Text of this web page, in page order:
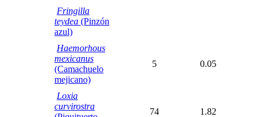
Fringilla
teydea (Pinzón
azul)
Haemorhous
mexicanus
(Camachuelo
mejicano)
5 0.05
Loxia
curvirostra
74 1.82